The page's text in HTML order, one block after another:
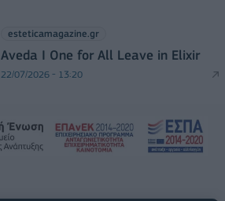
esteticamagazine.gr
Aveda I One for All Leave in Elixir
22/07/2026 - 13:20